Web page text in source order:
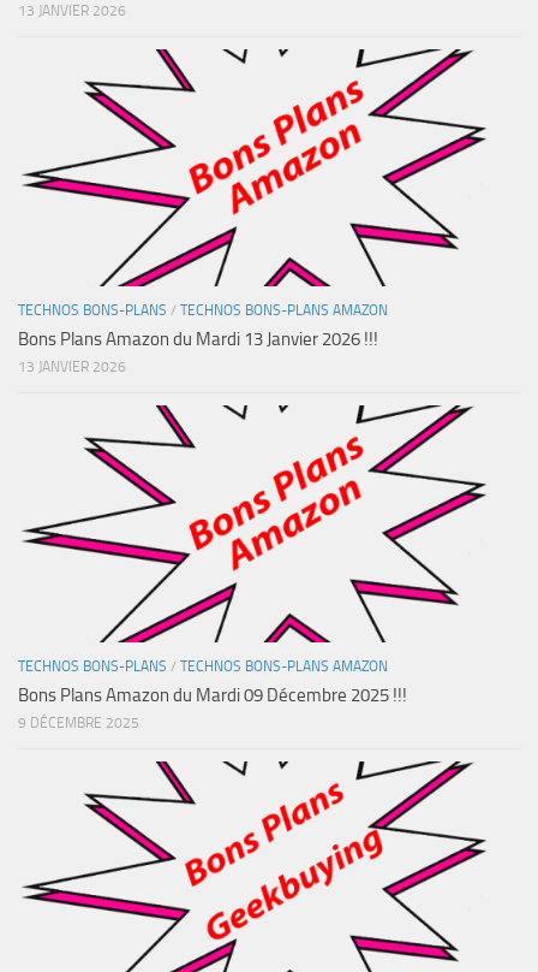
13 JANVIER 2026
TECHNOS BONS-PLANS / TECHNOS BONS-PLANS AMAZON
Bons Plans Amazon du Mardi 13 Janvier 2026 !!!
13 JANVIER 2026
TECHNOS BONS-PLANS / TECHNOS BONS-PLANS AMAZON
Bons Plans Amazon du Mardi 09 Décembre 2025 !!!
9 DÉCEMBRE 2025